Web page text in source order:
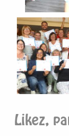
Likez,